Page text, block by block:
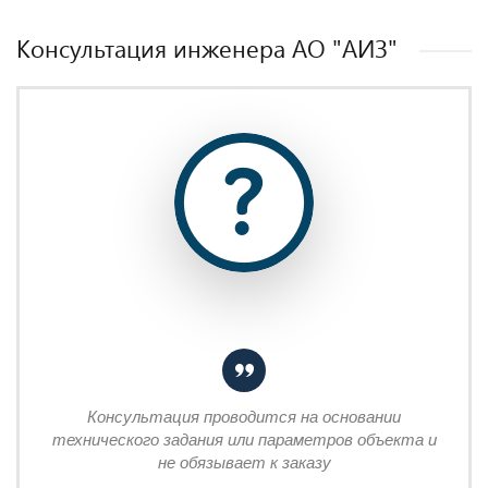
Консультация инженера AO "АИЗ"
Консультация проводится на основании
технического задания или параметров объекта и
не обязывает к заказу